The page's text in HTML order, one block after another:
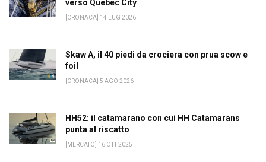
verso Québec City
[CRONACA] 14 LUG 2026
Skaw A, il 40 piedi da crociera con prua scow e
foil
[CRONACA] 5 AGO 2026
HH52: il catamarano con cui HH Catamarans
punta al riscatto
[MERCATO] 16 OTT 2025